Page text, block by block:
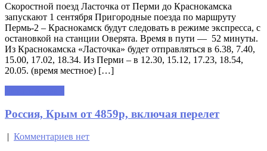
Скоростной поезд Ласточка от Перми до Краснокамска
запускают 1 сентября Пригородные поезда по маршруту
Пермь-2 – Краснокамск будут следовать в режиме экспресса, с
остановкой на станции Оверята. Время в пути — 52 минуты.
Из Краснокамска «Ласточка» будет отправляться в 6.38, 7.40,
15.00, 17.02, 18.34. Из Перми – в 12.30, 15.12, 17.23, 18.54,
20.05. (время местное) […]
Россия, Крым от 4859р, включая перелет
| Комментариев нет